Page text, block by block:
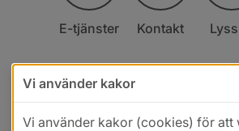
E-tjänster Kontakt
Vi använder kakor
Vi använder kakor (cookies) för att